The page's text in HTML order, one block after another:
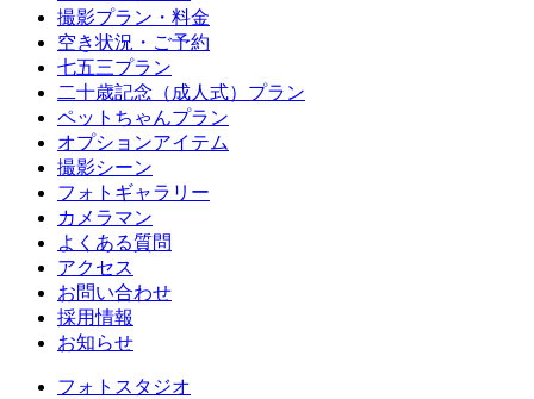
撮影プラン・料金
空き状況・ご予約
七五三プラン
二十歳記念（成人式）プラン
ペットちゃんプラン
オプションアイテム
撮影シーン
フォトギャラリー
カメラマン
よくある質問
アクセス
お問い合わせ
採用情報
お知らせ
フォトスタジオ